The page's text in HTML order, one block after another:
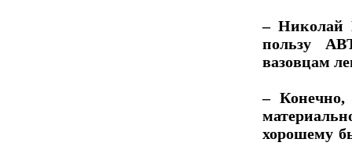
– Николай
пользу
вазовцам
–
хорошему